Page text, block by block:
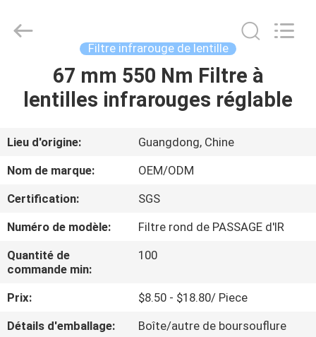
MAISON
AU
SUJET
NOUS
D'USINE
Technology
Filtre infrarouge de lentille
67 mm 550 Nm Filtre à
lentilles infrarouges réglable
Lieu d'origine:
Guangdong, Chine
Nom de marque:
OEM/ODM
Certification:
SGS
Numéro de modèle:
Filtre rond de PASSAGE d'IR
Quantité de
commande min:
100
Prix:
$8.50 - $18.80/ Piece
Détails d'emballage:
Boîte/autre de boursouflure